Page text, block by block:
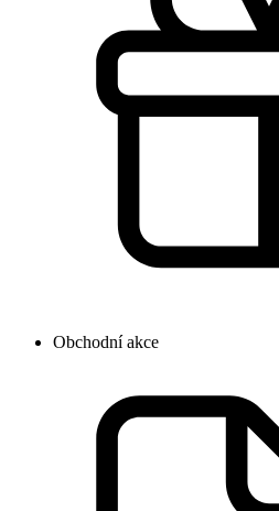
Obchodní akce